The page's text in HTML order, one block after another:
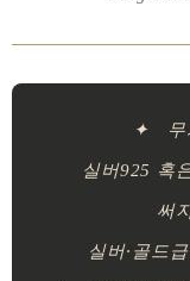
✦ 무
실버925 혹
써
실버·골드